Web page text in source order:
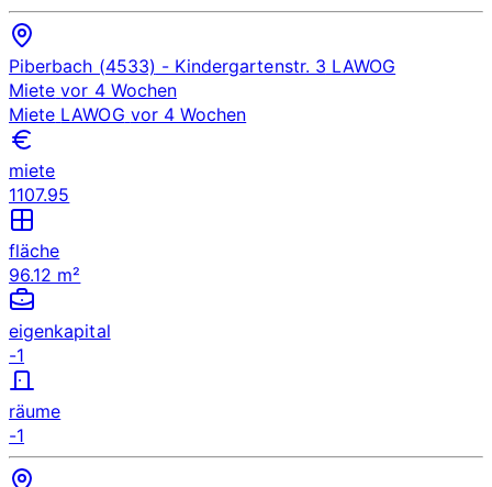
Piberbach (4533) - Kindergartenstr. 3 LAWOG
Miete vor 4 Wochen
Miete LAWOG vor 4 Wochen
miete
1107.95
fläche
96.12 m²
eigenkapital
-1
räume
-1